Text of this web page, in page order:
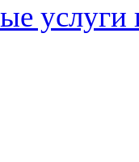
услуги